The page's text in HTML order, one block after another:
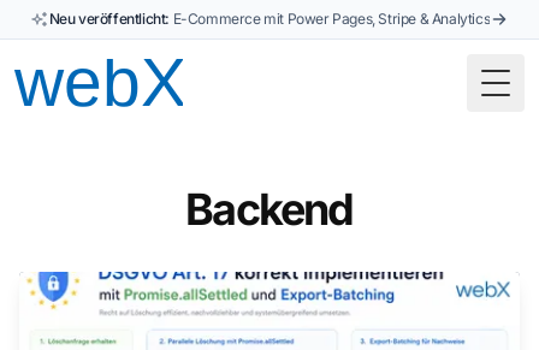
Neu veröffentlicht: E-Commerce mit Power Pages, Stripe & Analytics
Backend